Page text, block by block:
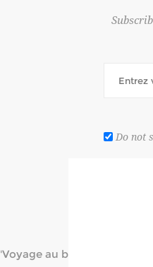
van
'Voyage au bout de la nuit'.
Do not